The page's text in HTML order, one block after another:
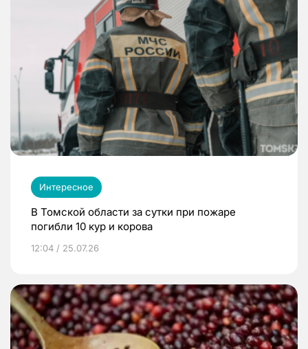
Интересное
В Томской области за сутки при пожаре
погибли 10 кур и корова
12:04 / 25.07.26